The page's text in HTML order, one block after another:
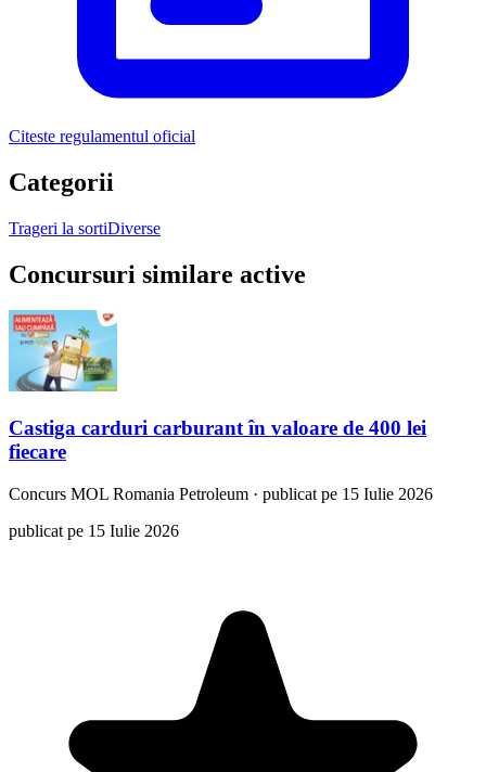
Citeste regulamentul oficial
Categorii
Trageri la sortiDiverse
Concursuri similare active
Castiga carduri carburant în valoare de 400 lei
fiecare
Concurs MOL Romania Petroleum · publicat pe 15 Iulie 2026
publicat pe 15 Iulie 2026